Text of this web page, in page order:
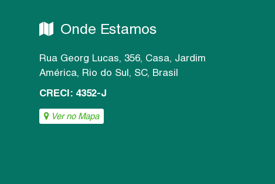
Onde Estamos
Rua Georg Lucas, 356, Casa, Jardim
América, Rio do Sul, SC, Brasil
CRECI: 4352-J
Ver no Mapa